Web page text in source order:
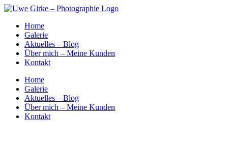
Zum
springenHome
Galerie
Aktuelles – Blog
Über mich – Meine Kunden
Kontakt
Home
Galerie
Aktuelles – Blog
Über mich – Meine Kunden
Kontakt